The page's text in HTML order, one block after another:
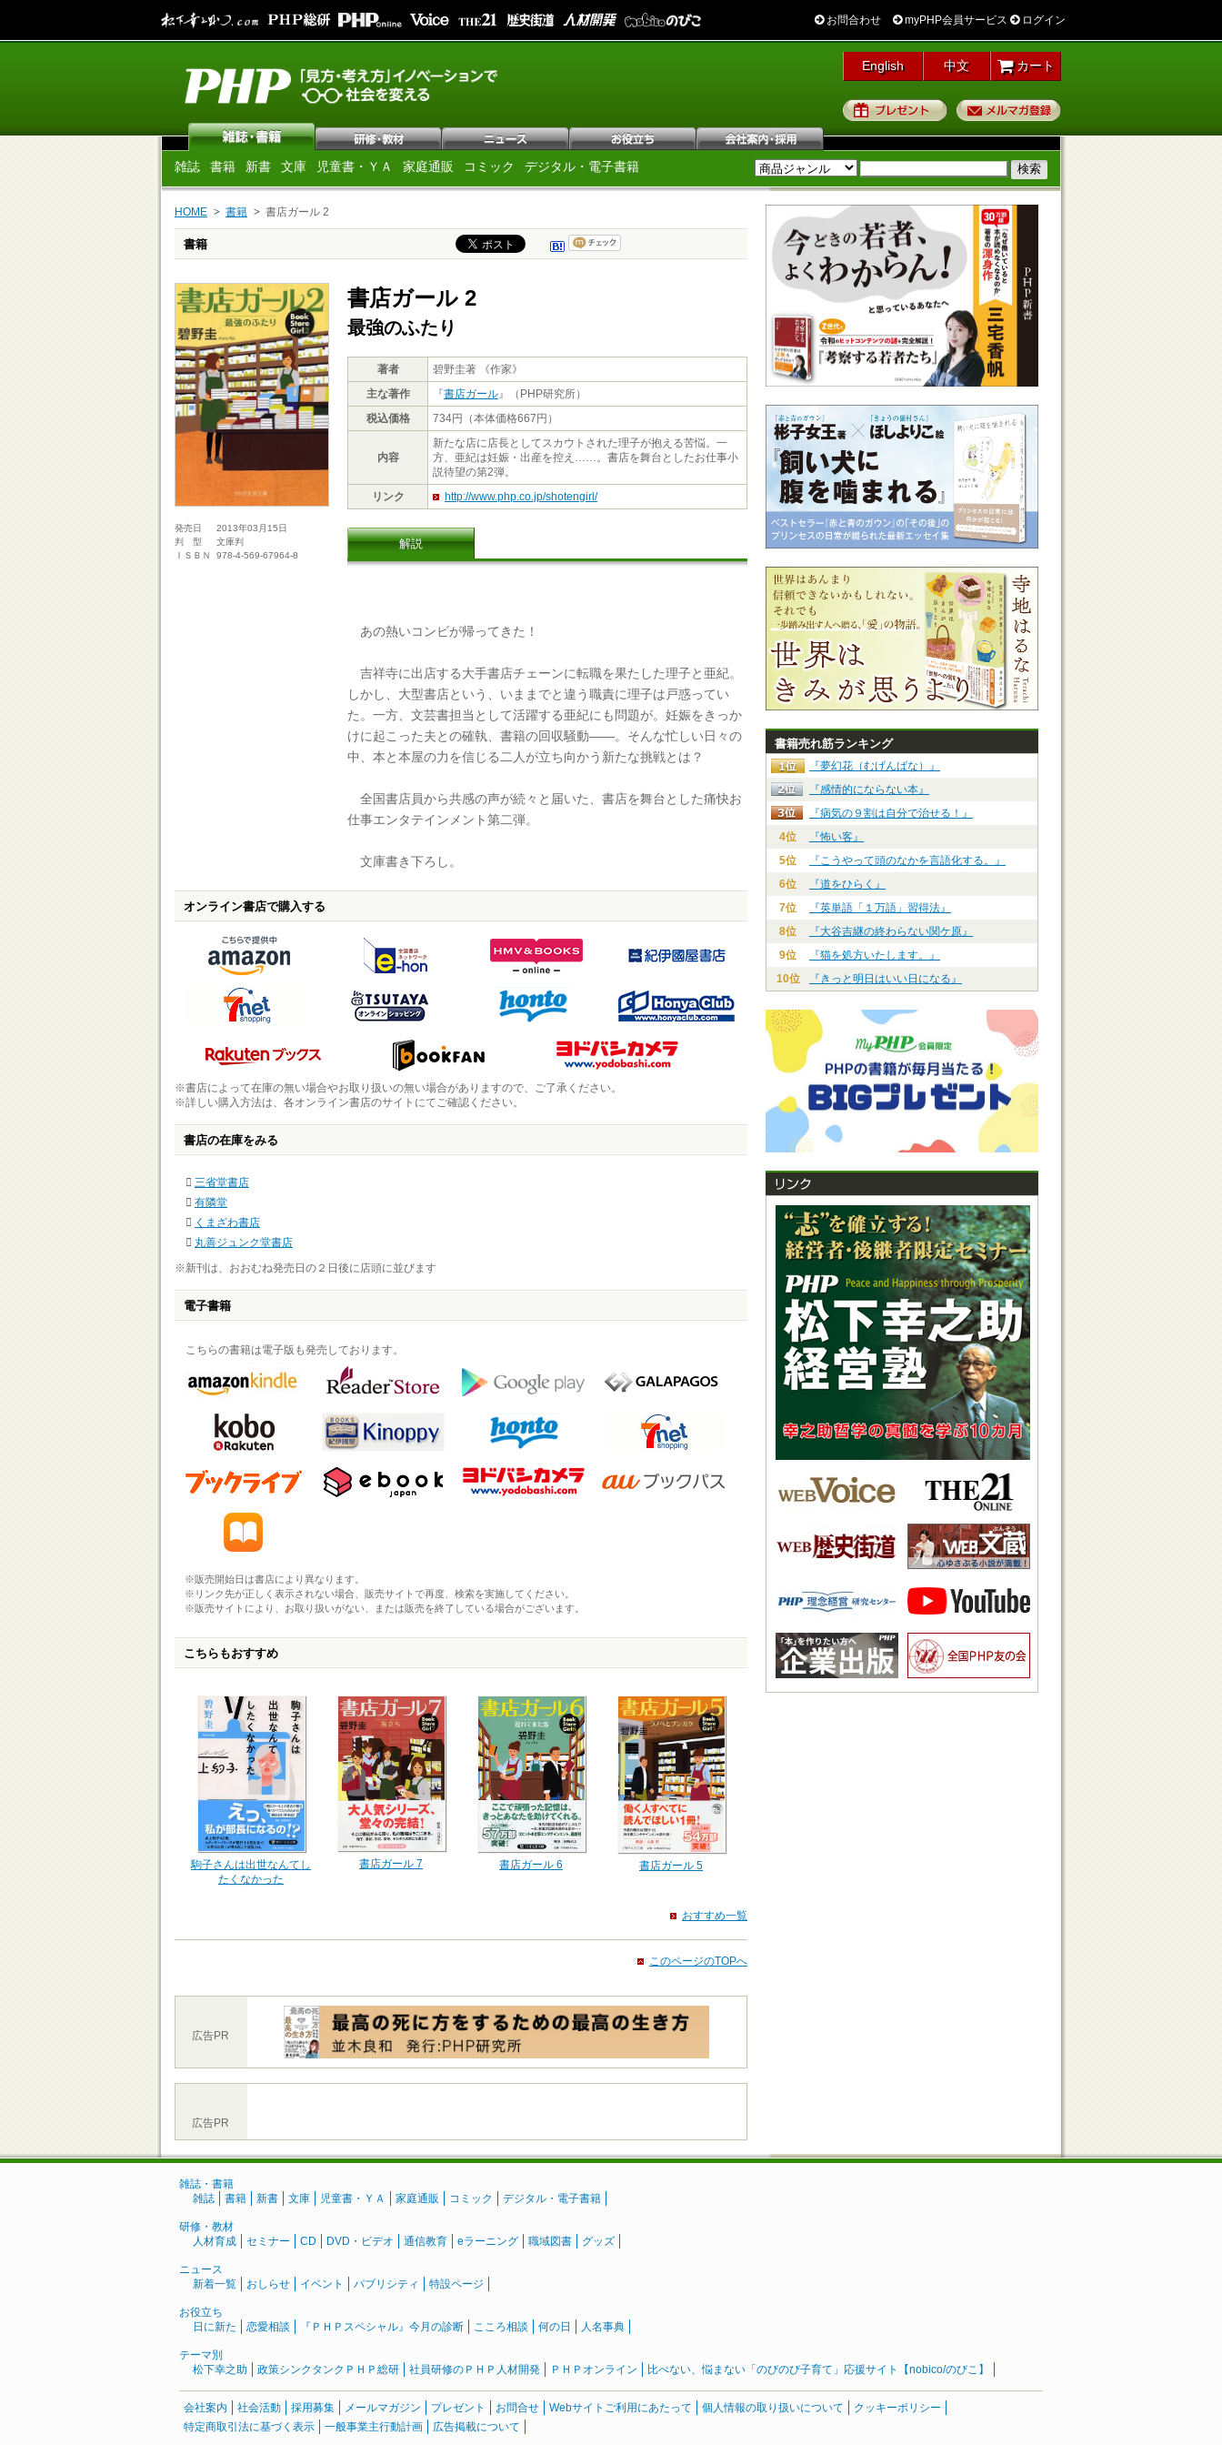
お問合わせ myPHP会員サービス ログイン
English 中文 カート
プレゼント
雑誌 書籍 新書 文庫 児童書・ＹＡ 家庭通販 コミック デジタル・電子書籍
HOME 書籍 書店ガール 2
書籍
発売日
2013年03月15日
判 型
文庫判
ＩＳＢＮ
978-4-569-67964-8
書店ガール 2
最強のふたり
著者
碧野圭著 《作家》
主な著作
『書店ガール』（PHP研究所）
税込価格
734円（本体価格667円）
内容
新たな店に店長としてスカウトされた理子が抱える苦悩。一
方、亜紀は妊娠・出産を控え……。書店を舞台としたお仕事小
説待望の第2弾。
リンク
http://www.php.co.jp/shotengirl/
解説
あの熱いコンビが帰ってきた！
吉祥寺に出店する大手書店チェーンに転職を果たした理子と亜紀。
しかし、大型書店という、いままでと違う職責に理子は戸惑ってい
た。一方、文芸書担当として活躍する亜紀にも問題が。妊娠をきっか
けに起こった夫との確執、書籍の回収騒動――。そんな忙しい日々の
中、本と本屋の力を信じる二人が立ち向かう新たな挑戦とは？
全国書店員から共感の声が続々と届いた、書店を舞台とした痛快お
仕事エンタテインメント第二弾。
文庫書き下ろし。
オンライン書店で購入する
※書店によって在庫の無い場合やお取り扱いの無い場合がありますので、ご了承ください。
※詳しい購入方法は、各オンライン書店のサイトにてご確認ください。
書店の在庫をみる
三省堂書店
有隣堂
くまざわ書店
丸善ジュンク堂書店
※新刊は、おおむね発売日の２日後に店頭に並びます
電子書籍
こちらの書籍は電子版も発売しております。
※販売開始日は書店により異なります。
※リンク先が正しく表示されない場合、販売サイトで再度、検索を実施してください。
※販売サイトにより、お取り扱いがない、または販売を終了している場合がございます。
こちらもおすすめ
駒子さんは出世なんてし
たくなかった
書店ガール 7 書店ガール 6 書店ガール 5
おすすめ一覧
このページのTOPへ
広告PR
広告PR
書籍売れ筋ランキング
『夢幻花（むげんばな）』
『感情的にならない本』
『病気の９割は自分で治せる！』
4位
『怖い客』
5位
『こうやって頭のなかを言語化する。』
6位
『道をひらく』
7位
『英単語「１万語」習得法』
8位
『大谷吉継の終わらない関ケ原』
9位
『猫を処方いたします。』
10位
『きっと明日はいい日になる』
雑誌・書籍
雑誌
書籍 新書 文庫 児童書・ＹＡ 家庭通販 コミック デジタル・電子書籍
研修・教材
人材育成
セミナー CD DVD・ビデオ 通信教育 eラーニング 職域図書 グッズ
ニュース
新着一覧
おしらせ イベント パブリシティ 特設ページ
お役立ち
日に新た
恋愛相談 『ＰＨＰスペシャル』今月の診断 こころ相談 何の日 人名事典
テーマ別
松下幸之助
政策シンクタンクＰＨＰ総研 社員研修のＰＨＰ人材開発 ＰＨＰオンライン 比べない、悩まない「のびのび子育て」応援サイト【nobico/のびこ】
会社案内 社会活動 採用募集 メールマガジン プレゼント お問合せ Webサイトご利用にあたって 個人情報の取り扱いについて
クッキーポリシー
特定商取引法に基づく表示
一般事業主行動計画 広告掲載について